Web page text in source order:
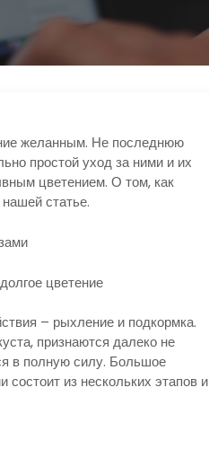
желанным. Не последнюю
простой уход за ними и их
цветением. О том, как
статье.
цветение
– рыхление и подкормка.
признаются далеко не
в полную силу. Большое
состоит из нескольких этапов и